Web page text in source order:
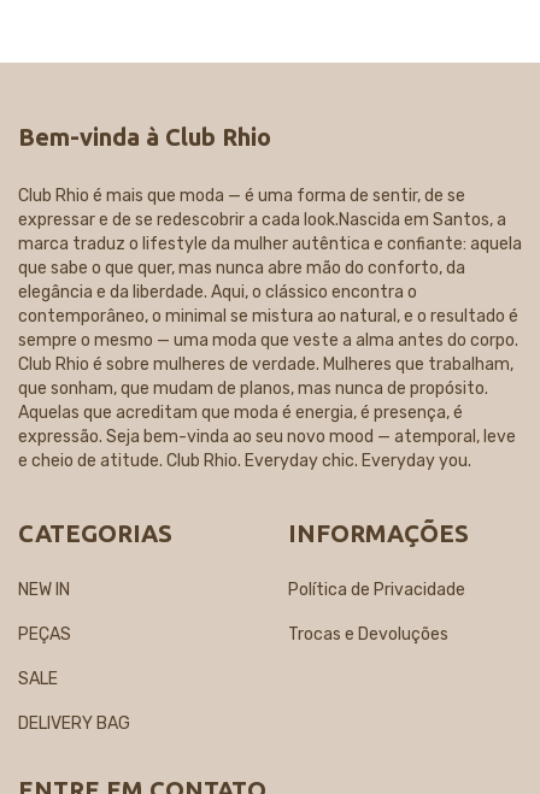
Bem-vinda à Club Rhio
Club Rhio é mais que moda — é uma forma de sentir, de se
expressar e de se redescobrir a cada look.Nascida em Santos, a
marca traduz o lifestyle da mulher autêntica e confiante: aquela
que sabe o que quer, mas nunca abre mão do conforto, da
elegância e da liberdade. Aqui, o clássico encontra o
contemporâneo, o minimal se mistura ao natural, e o resultado é
sempre o mesmo — uma moda que veste a alma antes do corpo.
Club Rhio é sobre mulheres de verdade. Mulheres que trabalham,
que sonham, que mudam de planos, mas nunca de propósito.
Aquelas que acreditam que moda é energia, é presença, é
expressão. Seja bem-vinda ao seu novo mood — atemporal, leve
e cheio de atitude. Club Rhio. Everyday chic. Everyday you.
CATEGORIAS
NEW IN
PEÇAS
SALE
DELIVERY BAG
INFORMAÇÕES
Política de Privacidade
Trocas e Devoluções